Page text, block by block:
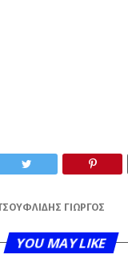
ΓΙΏΡΓΟΣ
YOU MAY LIKE